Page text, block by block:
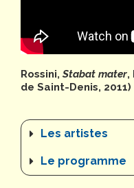
Rossini, Stabat mater,
de Saint-Denis, 2011)
Les artistes
Le programme